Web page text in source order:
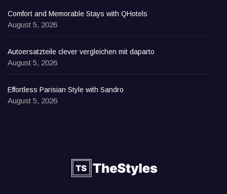
Comfort and Memorable Stays with QHotels
August 5, 2026
Autoersatzteile clever vergleichen mit daparto
August 5, 2026
Effortless Parisian Style with Sandro
August 5, 2026